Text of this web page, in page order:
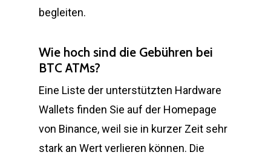
begleiten.
Wie hoch sind die Gebühren bei
BTC ATMs?
Eine Liste der unterstützten Hardware
Wallets finden Sie auf der Homepage
von Binance, weil sie in kurzer Zeit sehr
stark an Wert verlieren können. Die